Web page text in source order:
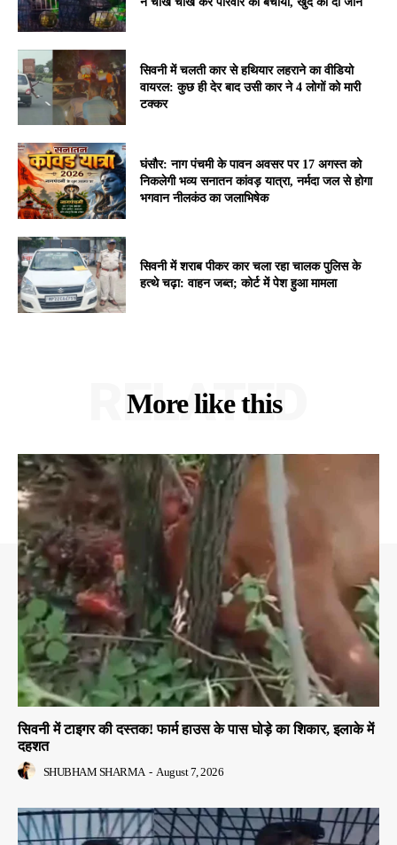
सिवनी में चलती कार से हथियार लहराने का वीडियो
वायरल: कुछ ही देर बाद उसी कार ने 4 लोगों को मारी
टक्कर
घंसौर: नाग पंचमी के पावन अवसर पर 17 अगस्त को
निकलेगी भव्य सनातन कांवड़ यात्रा, नर्मदा जल से होगा
भगवान नीलकंठ का जलाभिषेक
सिवनी में शराब पीकर कार चला रहा चालक पुलिस के
हत्थे चढ़ा: वाहन जब्त; कोर्ट में पेश हुआ मामला
More like this
RELATED
सिवनी में टाइगर की दस्तक! फार्म हाउस के पास घोड़े का शिकार, इलाके में
दहशत
SHUBHAM SHARMA - August 7, 2026